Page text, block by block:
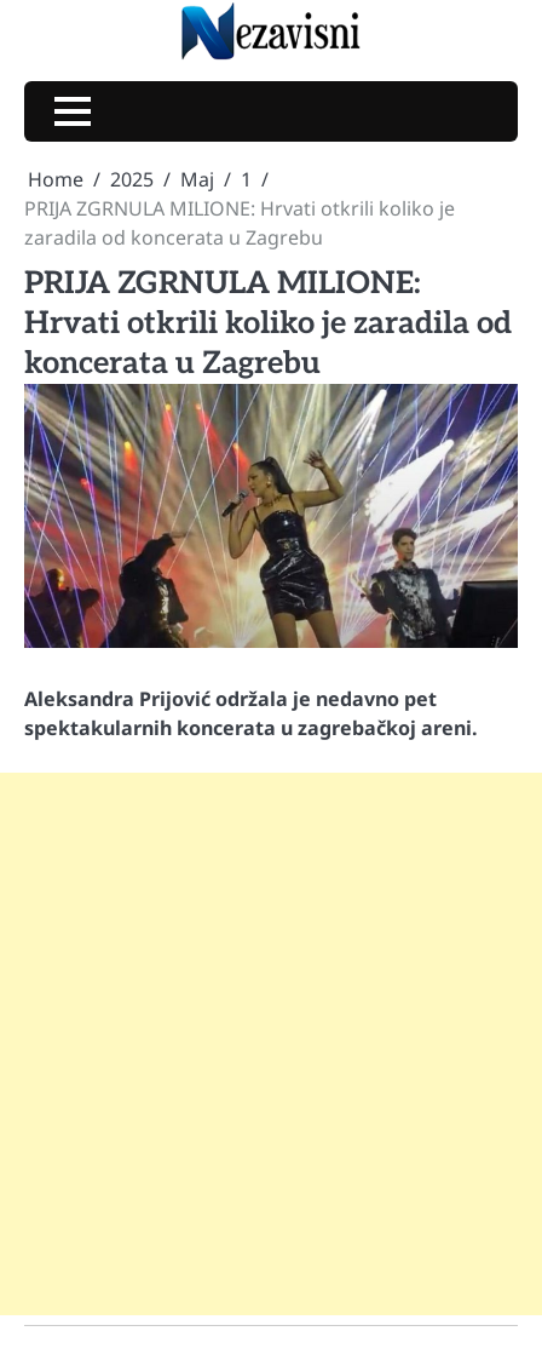
Home 2025 Maj
1
PRIJA ZGRNULA MILIONE: Hrvati otkrili koliko je
zaradila od koncerata u Zagrebu
PRIJA ZGRNULA MILIONE:
Hrvati otkrili koliko je zaradila od
koncerata u Zagrebu
Aleksandra Prijović održala je nedavno pet
spektakularnih koncerata u zagrebačkoj areni.